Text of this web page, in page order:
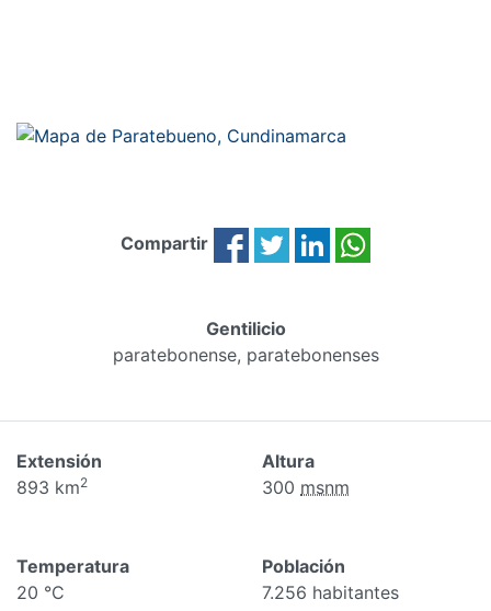
Compartir
Gentilicio
paratebonense, paratebonenses
Extensión
893 km2
Altura
300 msnm
Temperatura
20 °C
Población
7.256 habitantes